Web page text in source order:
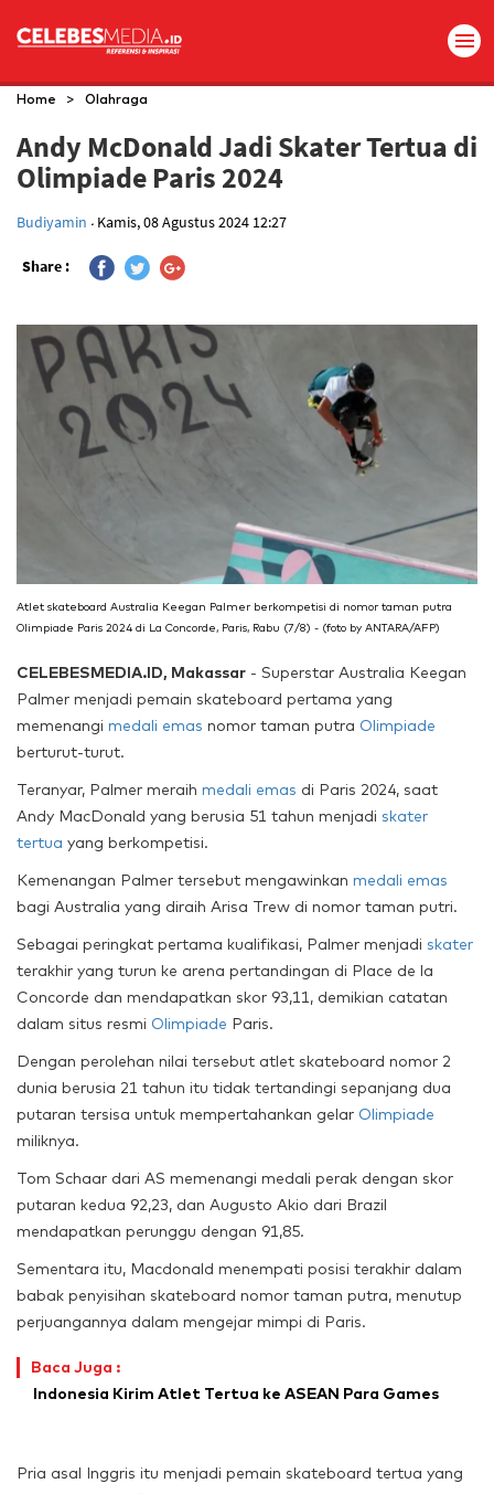
Home > Olahraga
Andy McDonald Jadi Skater Tertua di
Olimpiade Paris 2024
Budiyamin . Kamis, 08 Agustus 2024 12:27
Share :
Atlet skateboard Australia Keegan Palmer berkompetisi di nomor taman putra
Olimpiade Paris 2024 di La Concorde, Paris, Rabu (7/8) - (foto by ANTARA/AFP)
CELEBESMEDIA.ID, Makassar - Superstar Australia Keegan
Palmer menjadi pemain skateboard pertama yang
memenangi medali emas nomor taman putra Olimpiade
berturut-turut.
Teranyar, Palmer meraih medali emas di Paris 2024, saat
Andy MacDonald yang berusia 51 tahun menjadi skater
tertua yang berkompetisi.
Kemenangan Palmer tersebut mengawinkan medali emas
bagi Australia yang diraih Arisa Trew di nomor taman putri.
Sebagai peringkat pertama kualifikasi, Palmer menjadi skater
terakhir yang turun ke arena pertandingan di Place de la
Concorde dan mendapatkan skor 93,11, demikian catatan
dalam situs resmi Olimpiade Paris.
Dengan perolehan nilai tersebut atlet skateboard nomor 2
dunia berusia 21 tahun itu tidak tertandingi sepanjang dua
putaran tersisa untuk mempertahankan gelar Olimpiade
miliknya.
Tom Schaar dari AS memenangi medali perak dengan skor
putaran kedua 92,23, dan Augusto Akio dari Brazil
mendapatkan perunggu dengan 91,85.
Sementara itu, Macdonald menempati posisi terakhir dalam
babak penyisihan skateboard nomor taman putra, menutup
perjuangannya dalam mengejar mimpi di Paris.
Baca Juga :
Indonesia Kirim Atlet Tertua ke ASEAN Para Games
Pria asal Inggris itu menjadi pemain skateboard tertua yang